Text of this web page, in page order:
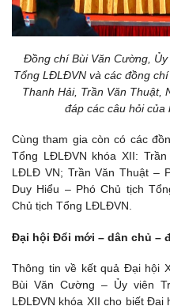
Đồng chí Bùi Văn Cường,
Tổng LĐLĐVN và các đồng
Thanh Hải, Trần Văn Thuật,
đáp các câu hỏi của
Cùng tham gia còn có các
Tổng LĐLĐVN khóa XII:
LĐLĐ VN; Trần Văn Thuật –
Duy Hiểu – Phó Chủ tịch
Chủ tịch Tổng LĐLĐVN.
Đại hội Đổi mới – dân chủ –
Thông tin về kết quả Đại hội
Bùi Văn Cường – Ủy viên
LĐLĐVN khóa XII cho biết Đại